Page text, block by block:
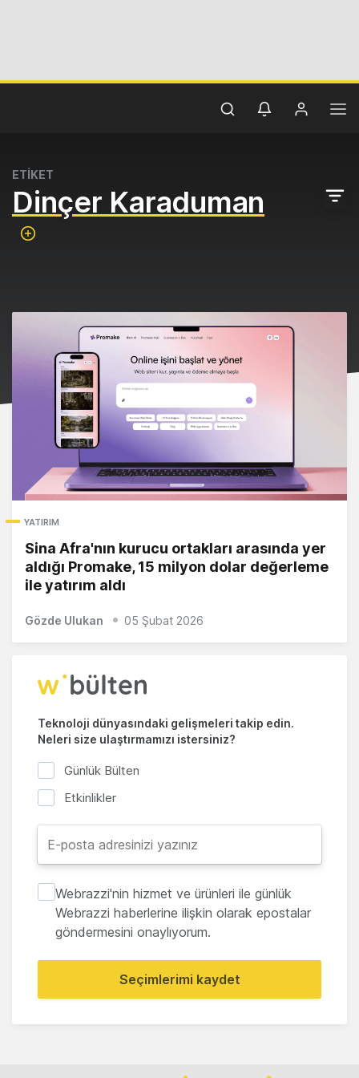
ETİKET
Dinçer Karaduman
YATIRIM
Sina Afra'nın kurucu ortakları arasında yer
aldığı Promake, 15 milyon dolar değerleme
ile yatırım aldı
Gözde Ulukan 05 Şubat 2026
Teknoloji dünyasındaki gelişmeleri takip edin.
Neleri size ulaştırmamızı istersiniz?
Günlük Bülten
Etkinlikler
Webrazzi'nin hizmet ve ürünleri ile günlük
Webrazzi haberlerine ilişkin olarak epostalar
göndermesini onaylıyorum.
Seçimlerimi kaydet